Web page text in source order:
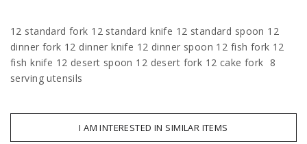
12 standard fork 12 standard knife 12 standard spoon 12
dinner fork 12 dinner knife 12 dinner spoon 12 fish fork 12
fish knife 12 desert spoon 12 desert fork 12 cake fork 8
serving utensils
I AM INTERESTED IN SIMILAR ITEMS